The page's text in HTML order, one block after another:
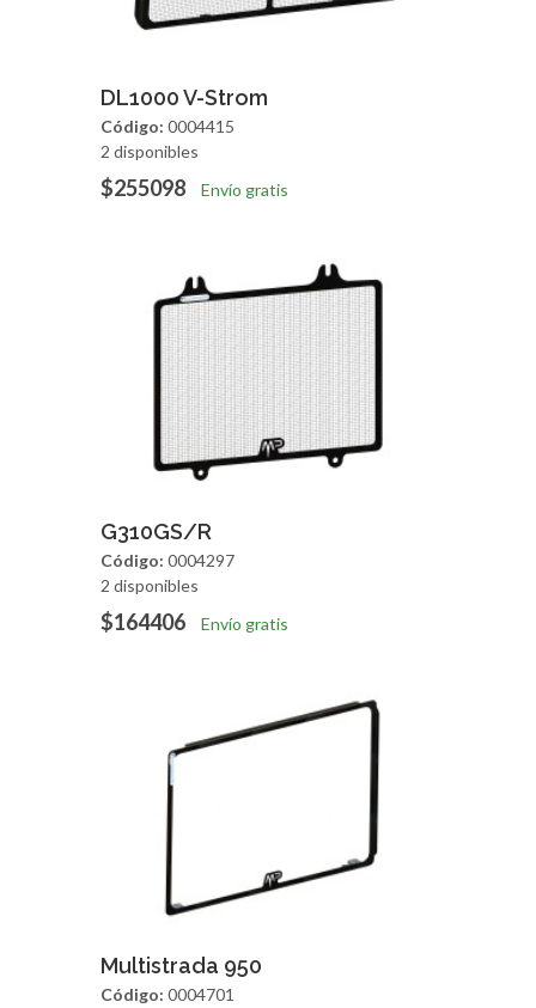
Agregar
DL1000 V-Strom
Código: 0004415
2 disponibles
$255098 Envío gratis
Agregar
G310GS/R
Código: 0004297
2 disponibles
$164406 Envío gratis
Agregar
Multistrada 950
Código: 0004701